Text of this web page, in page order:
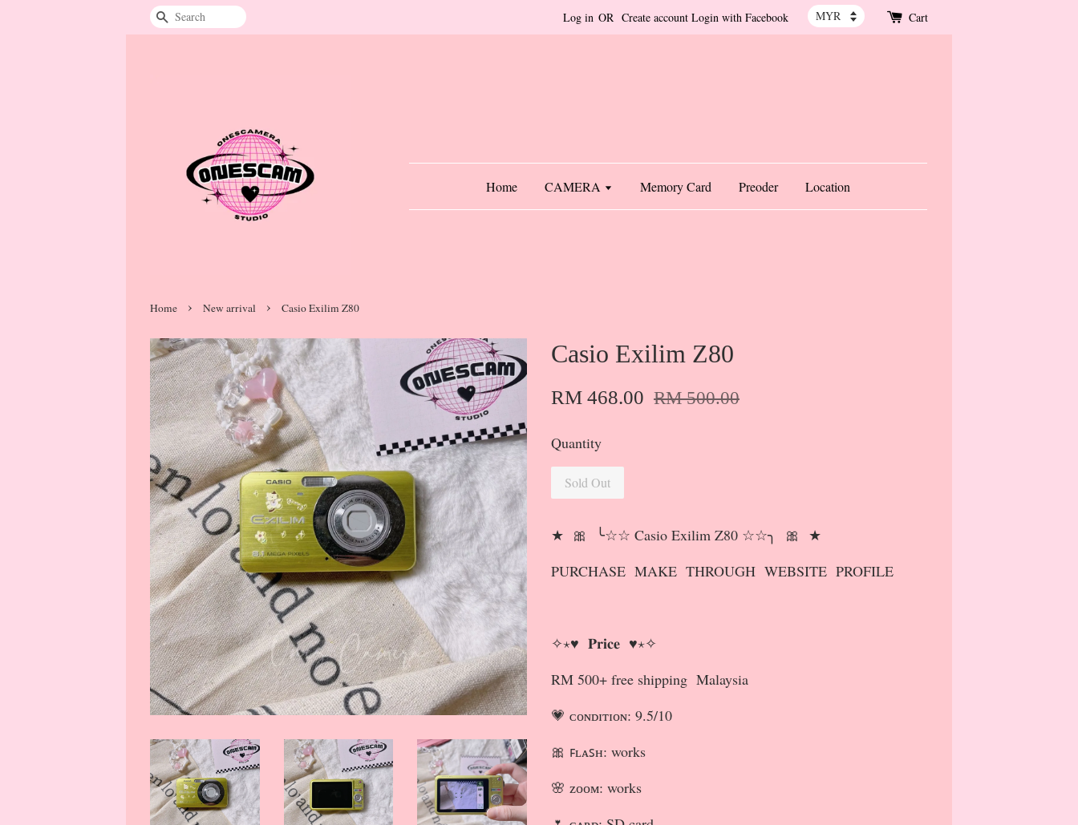
Search Log in OR Create account Login with Facebook Cart
Home CAMERA Memory Card Preoder Location
Home › New arrival › Casio Exilim Z80
Casio Exilim Z80
RM 468.00 RM 500.00
Quantity
Sold Out
★ 🎀 ╰☆☆ Casio Exilim Z80 ☆☆╮ 🎀 ★
PURCHASE MAKE THROUGH WEBSITE PROFILE
✧⋆♥ 𝐏𝐫𝐢𝐜𝐞 ♥⋆✧
RM 500+ free shipping Malaysia
💗 ᴄᴏɴᴅɪᴛɪᴏɴ: 9.5/10
🎀 ꜰʟᴀꜱʜ: works
🌸 ᴢᴏᴏᴍ: works